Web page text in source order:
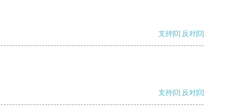
支持[0] 反对[0]
支持[0] 反对[0]